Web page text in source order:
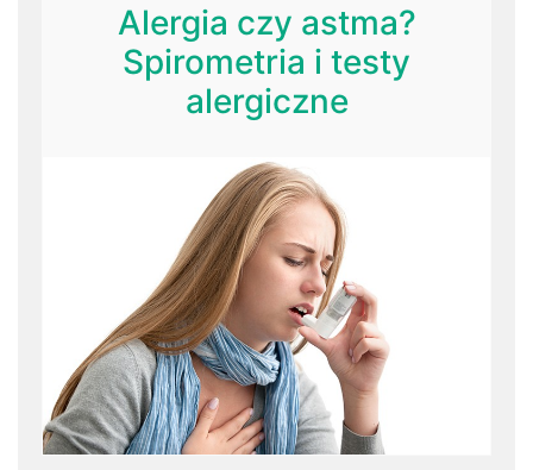
Alergia czy astma?
Spirometria i testy
alergiczne